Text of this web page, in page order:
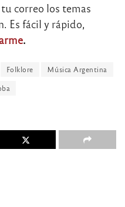
correo los temas
Es fácil y rápido,
.
Folklore
Música Argentina